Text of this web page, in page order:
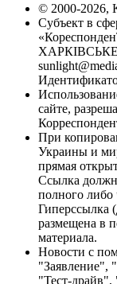
© 2000-2026,
Субъект в
ХАРКІВСЬКЕ
сайте,
При
Украины и
прямая
Ссылка
полного либо
Гиперссылка
размещена в
материала.
Новости с
"Заявление",
"Тест-